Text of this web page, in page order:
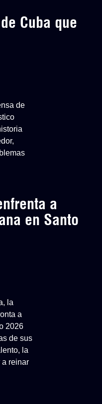
Cuba que
de
a
en Santo
la
a
2026
de sus
la
a reinar